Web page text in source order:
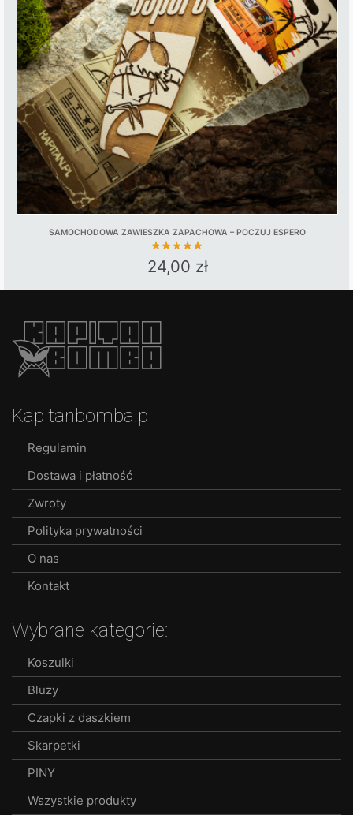
SAMOCHODOWA ZAWIESZKA ZAPACHOWA – POCZUJ ESPERO
24,00 zł
Kapitanbomba.pl
Regulamin
Dostawa i płatność
Zwroty
Polityka prywatności
O nas
Kontakt
Wybrane kategorie:
Koszulki
Bluzy
Czapki z daszkiem
Skarpetki
PINY
Wszystkie produkty